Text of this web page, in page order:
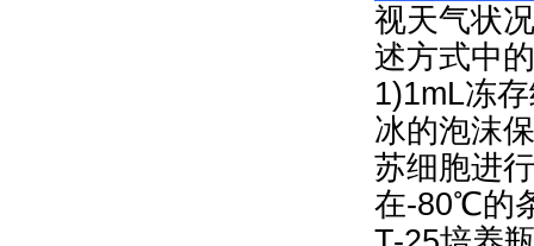
视天气状
述方式中
1)1mL冻
冰的泡沫
苏细胞进
在-80℃的